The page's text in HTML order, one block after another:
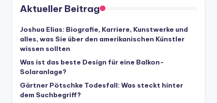
Aktueller Beitrag
Joshua Elias: Biografie, Karriere, Kunstwerke und
alles, was Sie über den amerikanischen Künstler
wissen sollten
Was ist das beste Design für eine Balkon-
Solaranlage?
Gärtner Pötschke Todesfall: Was steckt hinter
dem Suchbegriff?